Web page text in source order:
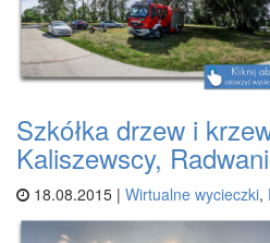
Szkółka drzew i
Kaliszewscy,
18.08.2015 | Wirtualne wycieczki,